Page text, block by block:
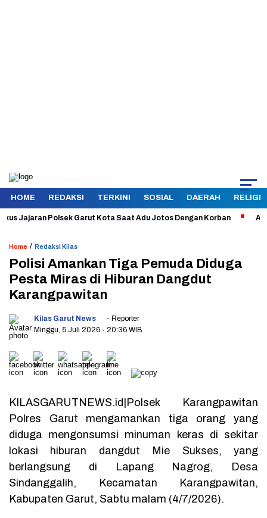
HOME REDAKSI TERKINI SOSIAL DAERAH RELIGI
Polsek Garut Kota Saat Adu Jotos Dengan Korban Aman
Home / Redaksi Kilas
Polisi Amankan Tiga Pemuda Diduga
Pesta Miras di Hiburan Dangdut
Karangpawitan
Kilas Garut News
- Reporter
Minggu, 5 Juli 2026 - 20:36 WIB
KILASGARUTNEWS.id|Polsek Karangpawitan
Polres Garut mengamankan tiga orang yang
diduga mengonsumsi minuman keras di sekitar
lokasi hiburan dangdut Mie Sukses, yang
berlangsung di Lapang Nagrog, Desa
Sindanggalih, Kecamatan Karangpawitan,
Kabupaten Garut, Sabtu malam (4/7/2026).